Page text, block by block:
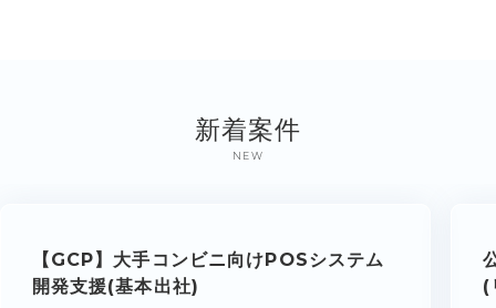
新着案件
NEW
【GCP】大手コンビニ向けPOSシステム
開発支援(基本出社)
(